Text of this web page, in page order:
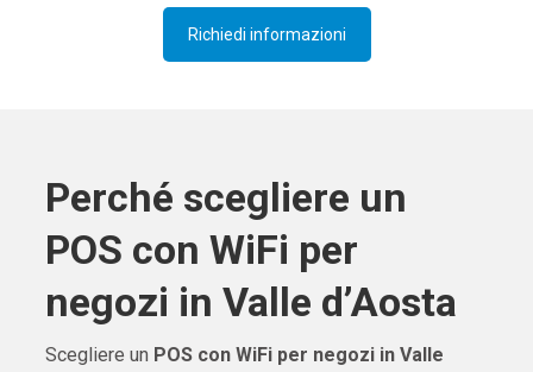
Richiedi informazioni
Perché scegliere un
POS con WiFi per
negozi in Valle d’Aosta
Scegliere un POS con WiFi per negozi in Valle